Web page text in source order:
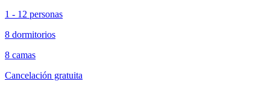
1 - 12 personas
8 dormitorios
8 camas
Cancelación gratuita